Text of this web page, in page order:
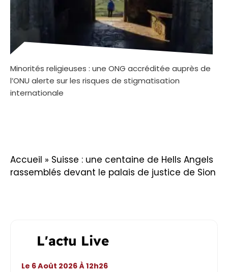
Minorités religieuses : une ONG accréditée auprès de
l’ONU alerte sur les risques de stigmatisation
internationale
Accueil » Suisse : une centaine de Hells Angels
rassemblés devant le palais de justice de Sion
L'actu Live
Le 6 Août 2026 À 12h26